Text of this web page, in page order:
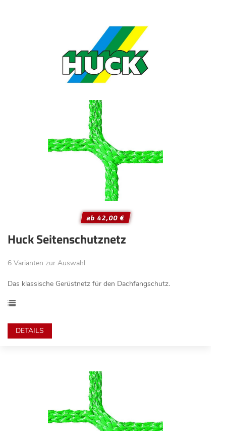
ab 42,00 €
Huck Seitenschutznetz
6 Varianten zur Auswahl
Das klassische Gerüstnetz für den Dachfangschutz.
DETAILS